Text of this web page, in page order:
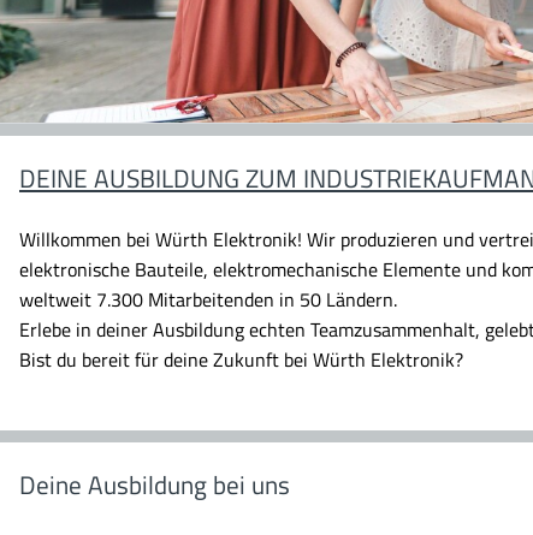
DEINE AUSBILDUNG ZUM
Willkommen bei Würth Elektronik! Wir produzieren und
elektronische Bauteile, elektromechanische Elemente und
weltweit 7.300 Mitarbeitenden in 50 Ländern.
Erlebe in deiner Ausbildung echten Teamzusammenhalt,
Bist du bereit für deine Zukunft bei Würth Elektronik?
Deine Ausbildung bei uns